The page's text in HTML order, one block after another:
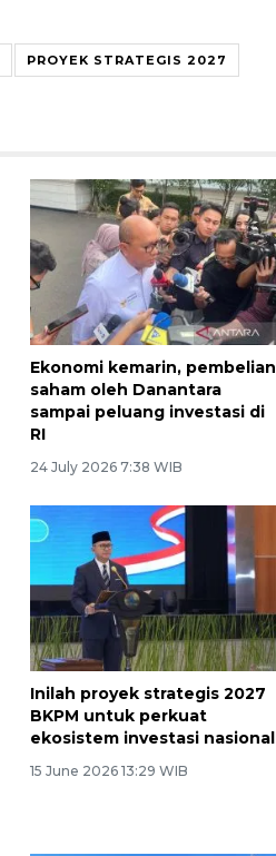
PROYEK STRATEGIS 2027
Ekonomi kemarin, pembelian
saham oleh Danantara
sampai peluang investasi di
RI
24 July 2026 7:38 WIB
Inilah proyek strategis 2027
BKPM untuk perkuat
ekosistem investasi nasional
15 June 2026 13:29 WIB